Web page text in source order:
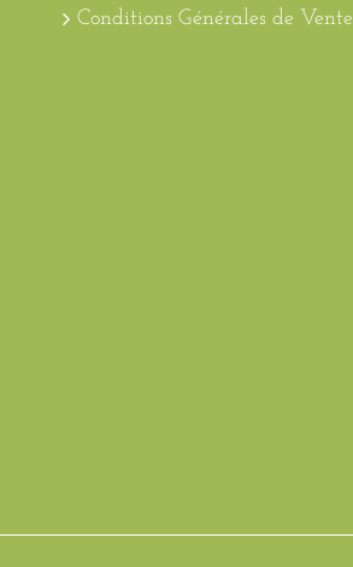
Conditions Générales de Vente